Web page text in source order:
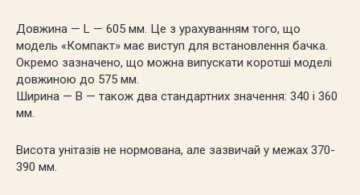
Довжина — L — 605 мм. Це з урахуванням того, що
модель «Компакт» має виступ для встановлення бачка.
Окремо зазначено, що можна випускати коротші моделі
довжиною до 575 мм.
Ширина — B — також два стандартних значення: 340 і 360
мм.
Висота унітазів не нормована, але зазвичай у межах 370-
390 мм.